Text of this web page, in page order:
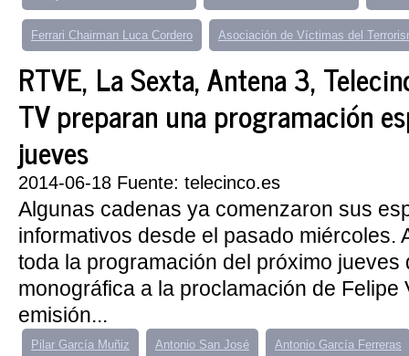
Ferrari Chairman Luca Cordero Asociación de Víctimas del
RTVE, La Sexta, Antena 3,
TV preparan una programación
jueves
2014-06-18 Fuente: telecinco.es
Algunas cadenas ya comenzaron sus
informativos desde el pasado miércoles.
toda la programación del próximo jueves
monográfica a la proclamación de Felipe
emisión...
Pilar García Muñiz Antonio San José Antonio García Ferreras